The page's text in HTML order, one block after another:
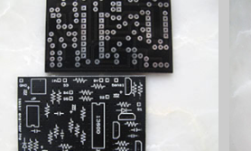
CMP-1プリント基板
¥1,300